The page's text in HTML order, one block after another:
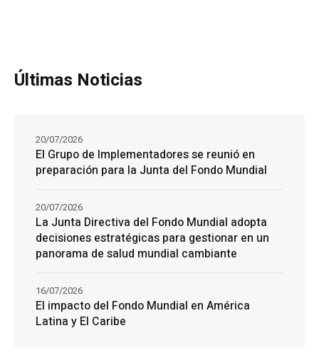
Últimas Noticias
El Grupo de Implementadores se reunió en
preparación para la Junta del Fondo Mundial
20/07/2026
La Junta Directiva del Fondo Mundial adopta
decisiones estratégicas para gestionar en un
panorama de salud mundial cambiante
20/07/2026
El impacto del Fondo Mundial en América
Latina y El Caribe
16/07/2026